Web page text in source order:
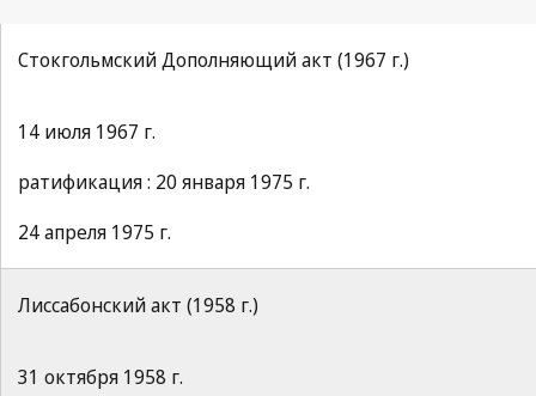
Стокгольмский Дополняющий акт (1967 г.)
14 июля 1967 г.
ратификация : 20 января 1975 г.
24 апреля 1975 г.
Лиссабонский акт (1958 г.)
31 октября 1958 г.